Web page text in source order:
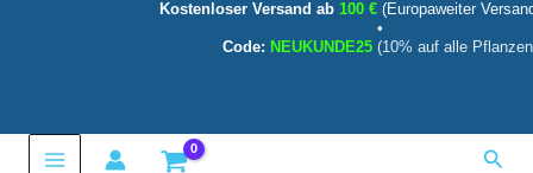
Kostenloser Versand ab 100 € (Europaweiter
•
Code: NEUKUNDE25 (10% auf alle
Main